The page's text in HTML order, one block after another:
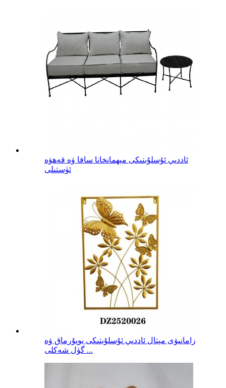
ئاددىي ئۇسلۇبتىكى مېھمانخانا سافا ۋە قەھۋە
ئۈستىلى
زامانىۋى مېتال ئاددىي ئۇسلۇبتىكى يوپۇرماق ۋە
گۈل شەكلى ...